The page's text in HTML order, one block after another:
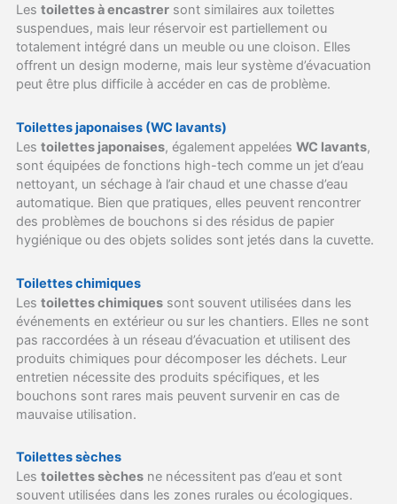
Les toilettes à encastrer sont similaires aux toilettes
suspendues, mais leur réservoir est partiellement ou
totalement intégré dans un meuble ou une cloison. Elles
offrent un design moderne, mais leur système d’évacuation
peut être plus difficile à accéder en cas de problème.
Toilettes japonaises (WC lavants)
Les toilettes japonaises, également appelées WC lavants,
sont équipées de fonctions high-tech comme un jet d’eau
nettoyant, un séchage à l’air chaud et une chasse d’eau
automatique. Bien que pratiques, elles peuvent rencontrer
des problèmes de bouchons si des résidus de papier
hygiénique ou des objets solides sont jetés dans la cuvette.
Toilettes chimiques
Les toilettes chimiques sont souvent utilisées dans les
événements en extérieur ou sur les chantiers. Elles ne sont
pas raccordées à un réseau d’évacuation et utilisent des
produits chimiques pour décomposer les déchets. Leur
entretien nécessite des produits spécifiques, et les
bouchons sont rares mais peuvent survenir en cas de
mauvaise utilisation.
Toilettes sèches
Les toilettes sèches ne nécessitent pas d’eau et sont
souvent utilisées dans les zones rurales ou écologiques.